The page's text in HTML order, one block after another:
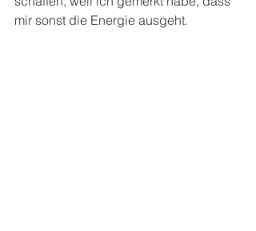
mir sonst die Energie ausgeht.